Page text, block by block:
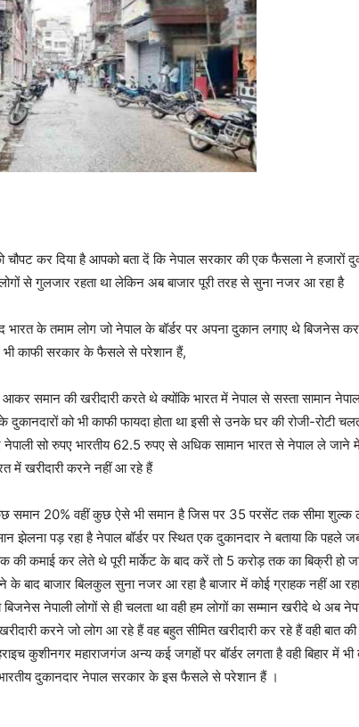
चौपट कर दिया है आपको बता दें कि नेपाल सरकार की एक फैसला ने हजारों
लोगों से गुलजार रहता था लेकिन अब बाजार पूरी तरह से सुना नजर आ रहा है
के तमाम लोग जो नेपाल के बॉर्डर पर अपना दुकान लगाए थे बिजनेस
भी काफी सरकार के फैसले से परेशान हैं,
समान की खरीदारी करते थे क्योंकि भारत में नेपाल से सस्ता सामान नेपाल
दुकानदारों को भी काफी फायदा होता था इसी से उनके घर की रोजी-रोटी
सो रुपए भारतीय 62.5 रुपए से अधिक सामान भारत से नेपाल ले जाने
में खरीदारी करने नहीं आ रहे हैं
समान 20% वहीं कुछ ऐसे भी समान है जिस पर 35 परसेंट तक सीमा शुल्क
झेलना पड़ रहा है नेपाल बॉर्डर पर स्थित एक दुकानदार ने बताया कि पहले जब
कमाई कर लेते थे पूरी मार्केट के बाद करें तो 5 करोड़ तक का बिक्री हो
के बाद बाजार बिलकुल सुना नजर आ रहा है बाजार में कोई ग्राहक नहीं आ
बिजनेस नेपाली लोगों से ही चलता था वही हम लोगों का सम्मान खरीदे थे अब
करने जो लोग आ रहे हैं वह बहुत सीमित खरीदारी कर रहे हैं वही बात
कुशीनगर महाराजगंज अन्य कई जगहों पर बॉर्डर लगता है वही बिहार में
दुकानदार नेपाल सरकार के इस फैसले से परेशान हैं ।